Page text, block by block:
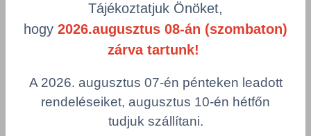
Csomagolás
1 KTN = 3 csomag
Összeg
Összeg csökkentése
Számológép
Tájékoztatjuk Önöket,
hogy 2026.augusztus 08-án (szombaton)
zárva tartunk!
A 2026. augusztus 07-én pénteken leadott
rendeléseiket, augusztus 10-én hétfőn
tudjuk szállítani.